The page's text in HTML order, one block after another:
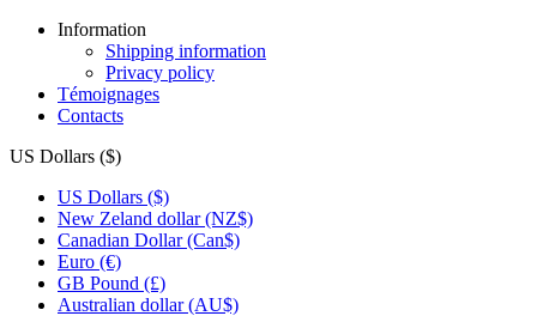
Information
Shipping information
Privacy policy
Témoignages
Contacts
US Dollars ($)
US Dollars ($)
New Zeland dollar (NZ$)
Canadian Dollar (Can$)
Euro (€)
GB Pound (£)
Australian dollar (AU$)